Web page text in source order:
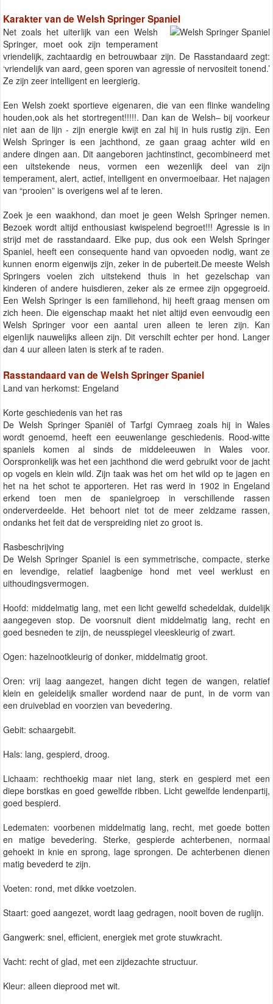
Karakter van de Welsh Springer Spaniel
Net zoals het uiterlijk van een Welsh
Springer, moet ook zijn temperament
vriendelijk, zachtaardig en betrouwbaar zijn. De Rasstandaard zegt:
‘vriendelijk van aard, geen sporen van agressie of nervositeit tonend.’
Ze zijn zeer intelligent en leergierig.
Een Welsh zoekt sportieve eigenaren, die van een flinke wandeling
houden,ook als het stortregent!!!!!. Dan kan de Welsh– bij voorkeur
niet aan de lijn - zijn energie kwijt en zal hij in huis rustig zijn. Een
Welsh Springer is een jachthond, ze gaan graag achter wild en
andere dingen aan. Dit aangeboren jachtinstinct, gecombineerd met
een uitstekende neus, vormen een wezenlijk deel van zijn
temperament, alert, actief, intelligent en onvermoeibaar. Het najagen
van “prooien” is overigens wel af te leren.
Zoek je een waakhond, dan moet je geen Welsh Springer nemen.
Bezoek wordt altijd enthousiast kwispelend begroet!!! Agressie is in
strijd met de rasstandaard. Elke pup, dus ook een Welsh Springer
Spaniel, heeft een consequente hand van opvoeden nodig, want ze
kunnen enorm eigenwijs zijn, zeker in de puberteit.De meeste Welsh
Springers voelen zich uitstekend thuis in het gezelschap van
kinderen of andere huisdieren, zeker als ze ermee zijn opgegroeid.
Een Welsh Springer is een familiehond, hij heeft graag mensen om
zich heen. Die eigenschap maakt het niet altijd even eenvoudig een
Welsh Springer voor een aantal uren alleen te leren zijn. Kan
eigenlijk nauwelijks alleen zijn. Dit verschilt echter per hond. Langer
dan 4 uur alleen laten is sterk af te raden.
Rasstandaard van de Welsh Springer Spaniel
Land van herkomst: Engeland
Korte geschiedenis van het ras
De Welsh Springer Spaniël of Tarfgi Cymraeg zoals hij in Wales
wordt genoemd, heeft een eeuwenlange geschiedenis. Rood-witte
spaniels komen al sinds de middeleeuwen in Wales voor.
Oorspronkelijk was het een jachthond die werd gebruikt voor de jacht
op vogels en klein wild. Zijn taak was het om het wild op te jagen en
het na het schot te apporteren. Het ras werd in 1902 in Engeland
erkend toen men de spanielgroep in verschillende rassen
onderverdeelde. Het behoort niet tot de meer zeldzame rassen,
ondanks het feit dat de verspreiding niet zo groot is.
Rasbeschrijving
De Welsh Springer Spaniel is een symmetrische, compacte, sterke
en levendige, relatief laagbenige hond met veel werklust en
uithoudingsvermogen.
Hoofd: middelmatig lang, met een licht gewelfd schedeldak, duidelijk
aangegeven stop. De voorsnuit dient middelmatig lang, recht en
goed besneden te zijn, de neusspiegel vleeskleurig of zwart.
Ogen: hazelnootkleurig of donker, middelmatig groot.
Oren: vrij laag aangezet, hangen dicht tegen de wangen, relatief
klein en geleidelijk smaller wordend naar de punt, in de vorm van
een druiveblad en voorzien van bevedering.
Gebit: schaargebit.
Hals: lang, gespierd, droog.
Lichaam: rechthoekig maar niet lang, sterk en gespierd met een
diepe borstkas en goed gewelfde ribben. Licht gewelfde lendenpartij,
goed bespierd.
Ledematen: voorbenen middelmatig lang, recht, met goede botten
en matige bevedering. Sterke, gespierde achterbenen, normaal
gehoekt in knie en sprong, lage sprongen. De achterbenen dienen
matig bevederd te zijn.
Voeten: rond, met dikke voetzolen.
Staart: goed aangezet, wordt laag gedragen, nooit boven de ruglijn.
Gangwerk: snel, efficient, energiek met grote stuwkracht.
Vacht: recht of glad, met een zijdezachte structuur.
Kleur: alleen dieprood met wit.